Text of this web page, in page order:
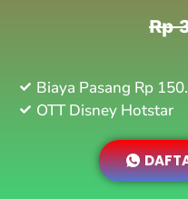
Rp
Biaya Pasang Rp
OTT Disney Hotstar